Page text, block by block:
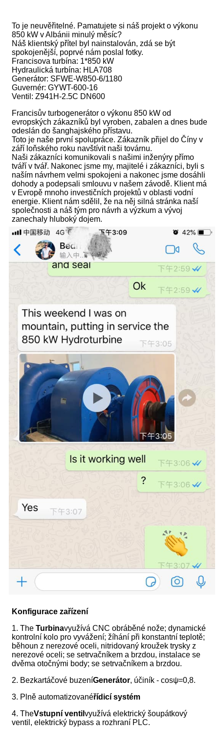
To je neuvěřitelné. Pamatujete si náš projekt o výkonu
850 kW v Albánii minulý měsíc?
Náš klientský přítel byl nainstalován, zdá se být
spokojenější, poprvé nám poslal fotky.
Francisova turbína: 1*850 kW
Hydraulická turbína: HLA708
Generátor: SFWE-W850-6/1180
Guvernér: GYWT-600-16
Ventil: Z941H-2.5C DN600
Francisův turbogenerátor o výkonu 850 kW od
evropských zákazníků byl vyroben, zabalen a dnes bude
odeslán do šanghajského přístavu.
Toto je naše první spolupráce. Zákazník přijel do Číny v
září loňského roku navštívit naši továrnu.
Naši zákazníci komunikovali s našimi inženýry přímo
tváří v tvář. Nakonec jsme my, majitelé i zákazníci, byli s
naším návrhem velmi spokojeni a nakonec jsme dosáhli
dohody a podepsali smlouvu v našem závodě. Klient má
v Evropě mnoho investičních projektů v oblasti vodní
energie. Klient nám sdělil, že na něj silná stránka naší
společnosti a náš tým pro návrh a výzkum a vývoj
zanechaly hluboký dojem.
Konfigurace zařízení
1. The Turbinavyužívá CNC obráběné nože; dynamické
kontrolní kolo pro vyvážení; žíhání při konstantní teplotě;
běhoun z nerezové oceli, nitridovaný kroužek trysky z
nerezové oceli; se setrvačníkem a brzdou, instalace se
dvěma otočnými body; se setrvačníkem a brzdou.
2. Bezkartáčové buzeníGenerátor, účiník - cosψ=0,8.
3. Plně automatizovanéřídicí systém
4. TheVstupní ventil využívá elektrický šoupátkový
ventil, elektrický bypass a rozhraní PLC.